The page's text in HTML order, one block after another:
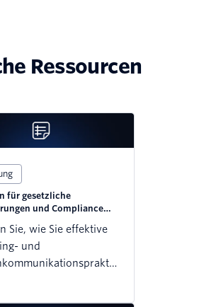
Ressourcen
für gesetzliche
und Compliance
Sie, wie Sie effektive
und